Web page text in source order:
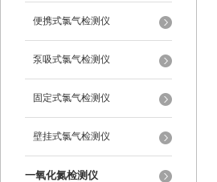
便携式氯气检测仪
泵吸式氯气检测仪
固定式氯气检测仪
壁挂式氯气检测仪
一氧化氮检测仪